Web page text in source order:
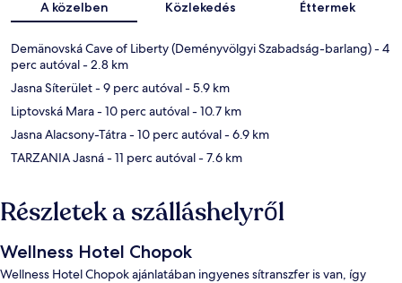
A közelben Közlekedés Éttermek
Demänovská Cave of Liberty (Deményvölgyi Szabadság-barlang)- 4
perc autóval- 2.8 km
Jasna Síterület- 9 perc autóval- 5.9 km
Liptovská Mara- 10 perc autóval- 10.7 km
Jasna Alacsony-Tátra- 10 perc autóval- 6.9 km
TARZANIA Jasná- 11 perc autóval- 7.6 km
Részletek a szálláshelyről
Wellness Hotel Chopok
Wellness Hotel Chopok ajánlatában ingyenes sítranszfer is van, így